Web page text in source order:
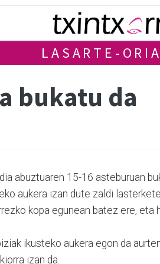
LASARTE-ORIA
bukatu da
abuztuaren 15-16 asteburuan
aukera izan dute zaldi
kopa egunean batez ere, eta
ikusteko aukera egon da
izan da.